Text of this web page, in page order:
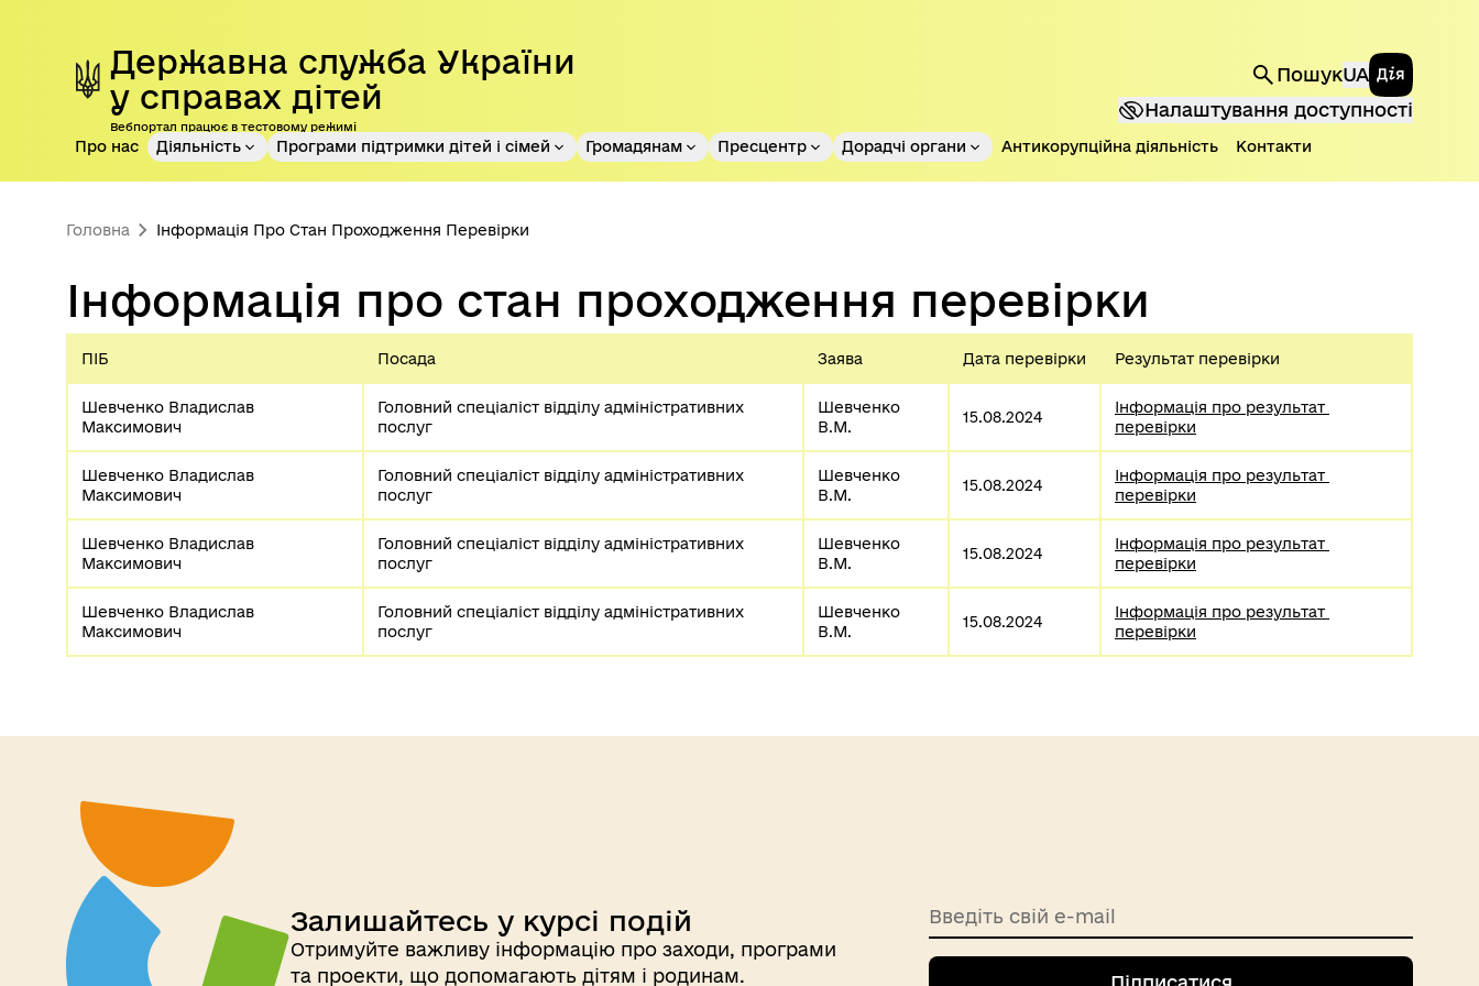
Державна служба України
у справах дітей
Вебпортал працює в тестовому режимі
ПошукUAДержавні
Налаштування доступності
Про нас Діяльність Програми підтримки дітей і сімей Громадянам Пресцентр Дорадчі органи Антикорупційна діяльність Контакти
Головна Інформація Про Стан Проходження Перевірки
Інформація про стан проходження перевірки
ПІБ Посада Заява Дата перевірки Результат перевірки
Шевченко Владислав
Максимович
Головний спеціаліст відділу адміністративних
послуг
Шевченко
В.М.
15.08.2024
Інформація про результат
перевірки
Шевченко Владислав
Максимович
Головний спеціаліст відділу адміністративних
послуг
Шевченко
В.М.
15.08.2024
Інформація про результат
перевірки
Шевченко Владислав
Максимович
Головний спеціаліст відділу адміністративних
послуг
Шевченко
В.М.
15.08.2024
Інформація про результат
перевірки
Шевченко Владислав
Максимович
Головний спеціаліст відділу адміністративних
послуг
Шевченко
В.М.
15.08.2024
Інформація про результат
перевірки
Залишайтесь у курсі подій
Отримуйте важливу інформацію про заходи, програми
та проекти, що допомагають дітям і родинам.
Введіть свій e-mail